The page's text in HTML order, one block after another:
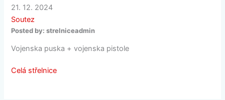
21. 12. 2024
Soutez
Posted by: strelniceadmin
Vojenska puska + vojenska pistole
Celá střelnice